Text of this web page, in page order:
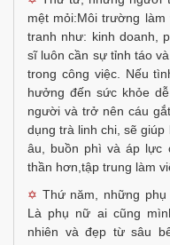
mệt mỏi:Môi trường
tranh như: kinh doanh,
sĩ luôn cần sự tỉnh táo
trong công việc. Nếu
hưởng đến sức khỏe
người và trở nên cáu
dụng trà linh chi, sẽ
âu, buồn phì và áp lực
thần hơn,tập trung làm
✡ Thứ năm, những
Là phụ nữ ai cũng
nhiên và đẹp từ sâu